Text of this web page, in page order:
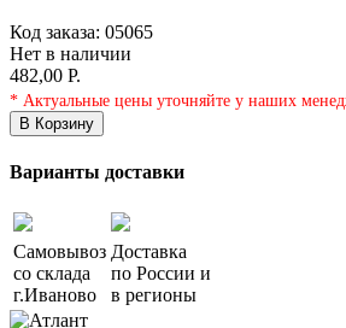
Код заказа: 05065
Нет в наличии
482,00 Р.
* Актуальные цены уточняйте у наших
В Корзину
Варианты доставки
Самовывоз
со склада
г.Иваново
Доставка
по России и
в регионы